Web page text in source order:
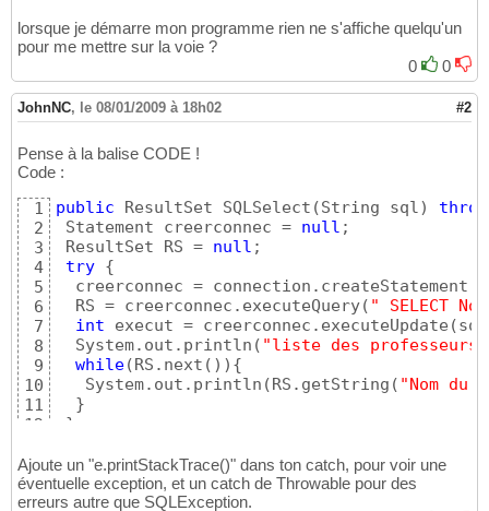
14
15
17
18
19
20
21
23
24
25
26
27
28
29
30
31
while(RS.next()){
    System.out.println
(RS.getString("Nom
}
catch (SQLException e
RS.close();
creerconnec.close() ;
return
null;
return null
lorsque je démarre mon programme rien ne s'affiche quelqu'un
pour me mettre sur la voie ?
0
0
JohnNC, le 08/01/2009 à 18h02 #2
Pense à la balise CODE !
Code :
1
2
3
4
5
6
7
8
9
10
11
12
14
15
16
public ResultSet SQLSelect (String sql)
Statement creerconnec = null ;
ResultSet RS = null ;
try {
  creerconnec = connection.createStatement
  RS = creerconnec.executeQuery
( " SELECT
int execut = creerconnec.executeUpdate (sql
  System.out.println
( "liste des
while( RS.next ( ) ) {
   System.out.println
( RS.getString ( "Nom du
}
}
// AJOUTE
  e.printStackTrace
( );
  RS.close
();
Ajoute un "e.printStackTrace()" dans ton catch, pour voir une
éventuelle exception, et un catch de Throwable pour des
erreurs autre que SQLException.